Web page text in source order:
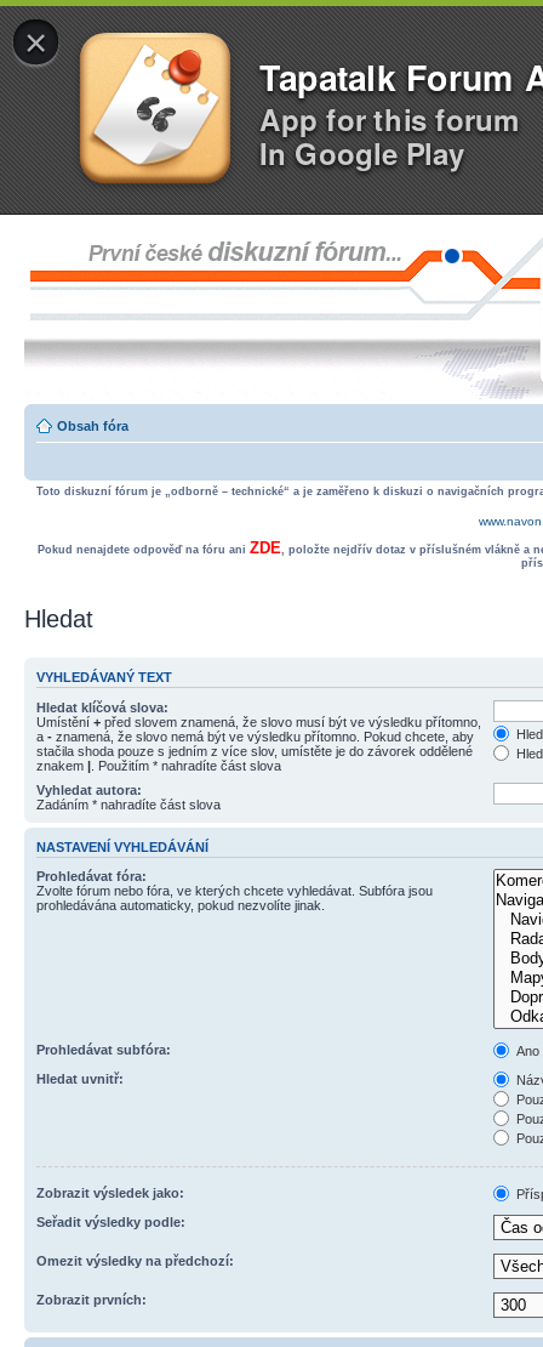
×
Tapatalk Forum
App for this forum
In Google Play
Obsah fóra
Toto diskuzní fórum je „odborně – technické“ a je zaměřeno k diskuzi o navigačních
Pokud nenajdete odpověď na fóru ani ZDE, položte nejdřív dotaz v příslušném vlákně a
Hledat
VYHLEDÁVANÝ TEXT
Hledat klíčová slova:
Umístění + před slovem znamená, že slovo musí být ve výsledku přítomno,
a - znamená, že slovo nemá být ve výsledku přítomno. Pokud chcete, aby
stačila shoda pouze s jedním z více slov, umístěte je do závorek oddělené
znakem | . Použitím * nahradíte část slova
Vyhledat autora:
Zadáním * nahradíte část slova
NASTAVENÍ VYHLEDÁVÁNÍ
Prohledávat fóra:
Zvolte fórum nebo fóra, ve kterých chcete vyhledávat. Subfóra jsou
prohledávána automaticky, pokud nezvolíte jinak.
Prohledávat subfóra:
Ano
Hledat uvnitř:
Zobrazit výsledek jako:
Seřadit výsledky podle:
Omezit výsledky na předchozí:
Zobrazit prvních: